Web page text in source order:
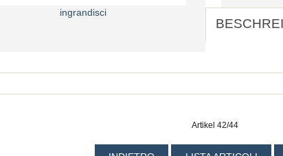
ingrandisci
Artikel 42/44